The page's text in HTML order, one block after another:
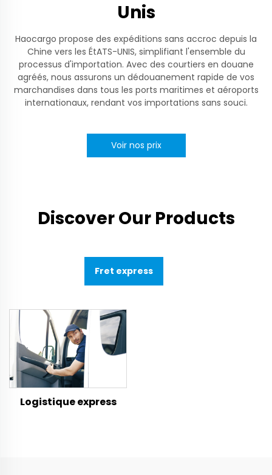
Unis
Haocargo propose des expéditions sans accroc depuis la
Chine vers les ÉtATS-UNIS, simplifiant l'ensemble du
processus d'importation. Avec des courtiers en douane
agréés, nous assurons un dédouanement rapide de vos
marchandises dans tous les ports maritimes et aéroports
internationaux, rendant vos importations sans souci.
Voir nos prix
Discover Our Products
Fret express
Logistique express